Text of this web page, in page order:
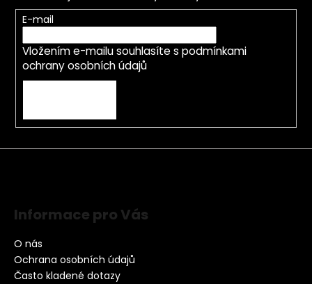
E-mail
Vložením e-mailu souhlasíte s podmínkami
ochrany osobních údajů
Informace pro Vás
O nás
Ochrana osobních údajů
Často kladené dotazy